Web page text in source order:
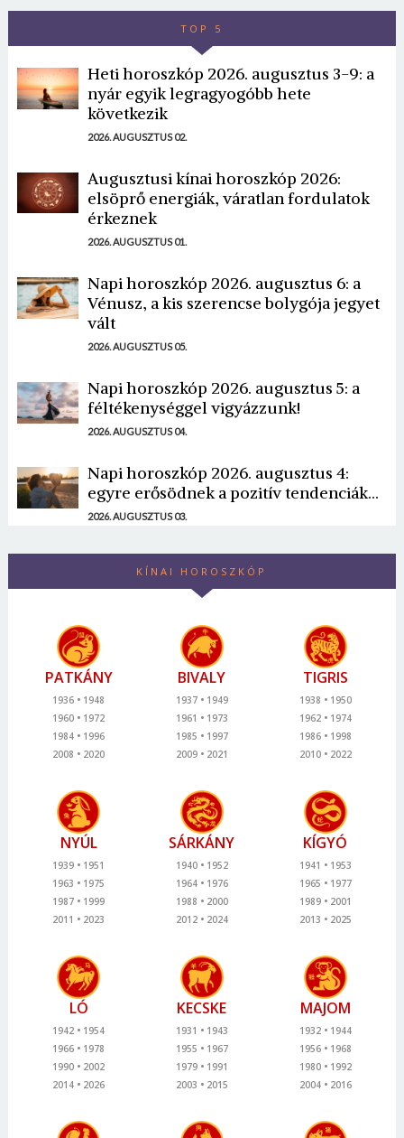
TOP 5
Heti horoszkóp 2026. augusztus 3-9: a
nyár egyik legragyogóbb hete
következik
2026. AUGUSZTUS 02.
Augusztusi kínai horoszkóp 2026:
elsöprő energiák, váratlan fordulatok
érkeznek
2026. AUGUSZTUS 01.
Napi horoszkóp 2026. augusztus 6: a
Vénusz, a kis szerencse bolygója jegyet
vált
2026. AUGUSZTUS 05.
Napi horoszkóp 2026. augusztus 5: a
féltékenységgel vigyázzunk!
2026. AUGUSZTUS 04.
Napi horoszkóp 2026. augusztus 4:
egyre erősödnek a pozitív tendenciák...
2026. AUGUSZTUS 03.
KÍNAI HOROSZKÓP
PATKÁNY
1936
1948
1960
1972
1984
1996
2008
2020
BIVALY
1937
1949
1961
1973
1985
1997
2009
2021
TIGRIS
1938
1950
1962
1974
1986
1998
2010
2022
NYÚL
1939
1951
1963
1975
1987
1999
2011
2023
SÁRKÁNY
1940
1952
1964
1976
1988
2000
2012
2024
KÍGYÓ
1941
1953
1965
1977
1989
2001
2013
2025
LÓ
1942
1954
1966
1978
1990
2002
2014
2026
KECSKE
1931
1943
1955
1967
1979
1991
2003
2015
MAJOM
1932
1944
1956
1968
1980
1992
2004
2016